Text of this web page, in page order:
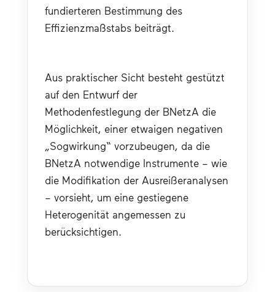
fundierteren Bestimmung des
Effizienzmaßstabs beiträgt.
Aus praktischer Sicht besteht gestützt
auf den Entwurf der
Methodenfestlegung der BNetzA die
Möglichkeit, einer etwaigen negativen
„Sogwirkung“ vorzubeugen, da die
BNetzA notwendige Instrumente – wie
die Modifikation der Ausreißeranalysen
– vorsieht, um eine gestiegene
Heterogenität angemessen zu
berücksichtigen.